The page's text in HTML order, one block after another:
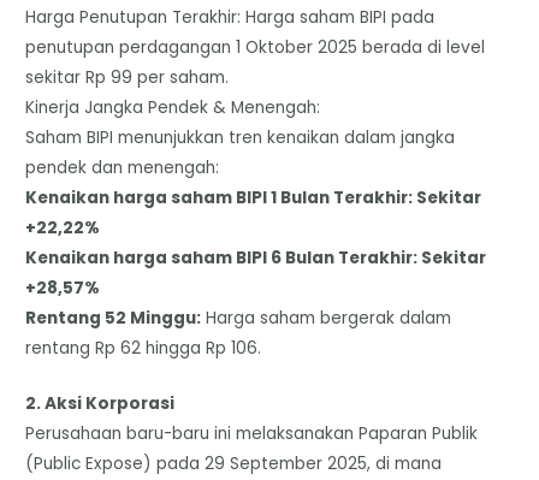
​Harga Penutupan Terakhir: Harga saham BIPI pada
penutupan perdagangan 1 Oktober 2025 berada di level
sekitar Rp 99 per saham.
​Kinerja Jangka Pendek & Menengah:
​Saham BIPI menunjukkan tren kenaikan dalam jangka
pendek dan menengah:
​Kenaikan harga saham BIPI 1 Bulan Terakhir: Sekitar
+22,22%
​Kenaikan harga saham BIPI 6 Bulan Terakhir: Sekitar
+28,57%
​Rentang 52 Minggu: Harga saham bergerak dalam
rentang Rp 62 hingga Rp 106.
​2. Aksi Korporasi
Perusahaan baru-baru ini melaksanakan Paparan Publik
(Public Expose) pada 29 September 2025, di mana